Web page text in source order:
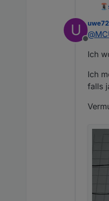
U
Offline
uwe72
@
Ich
Ich
falls